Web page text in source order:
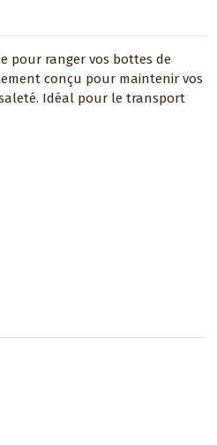
pour ranger vos bottes de
conçu pour maintenir vos
Idéal pour le transport